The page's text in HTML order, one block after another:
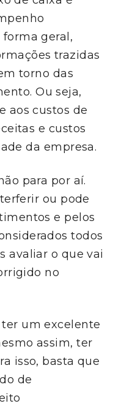
geral,
trazidas
torno das
Ou seja,
aos custos de
e custos
da empresa.
para por aí.
ou pode
e pelos
todos
avaliar o que vai
no
um excelente
assim, ter
isso, basta que
de